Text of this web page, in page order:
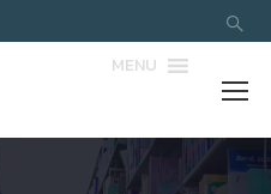
MENU